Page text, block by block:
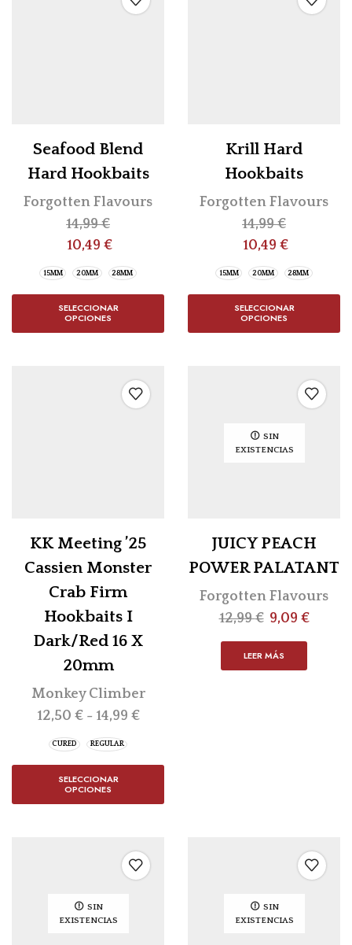
Seafood Blend
Hard Hookbaits
Forgotten Flavours
14,99€
10,49 €
15MM 20MM 28MM
SELECCIONAR
OPCIONES
Krill Hard
Hookbaits
Forgotten Flavours
14,99€
10,49 €
15MM 20MM 28MM
SELECCIONAR
OPCIONES
KK Meeting ’25
Cassien Monster
Crab Firm
Hookbaits I
Dark/Red 16 X
20mm
Monkey Climber
12,50 € - 14,99 €
CURED REGULAR
SELECCIONAR
OPCIONES
SIN
EXISTENCIAS
JUICY PEACH
POWER PALATANT
Forgotten Flavours
12,99€ 9,09 €
LEER MÁS
SIN
EXISTENCIAS
SIN
EXISTENCIAS